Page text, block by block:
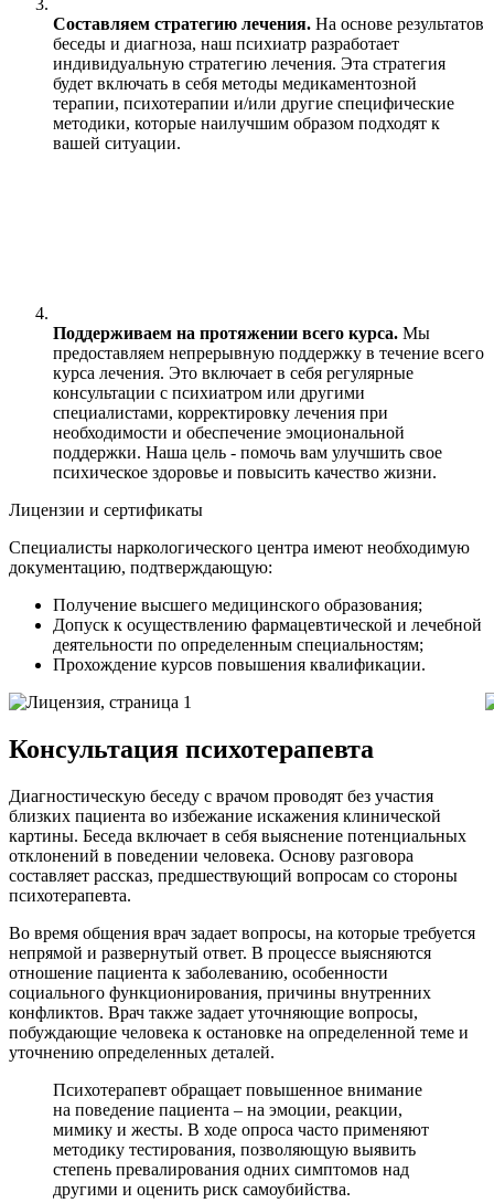
Составляем стратегию лечения. На основе результатов
беседы и диагноза, наш психиатр разработает
индивидуальную стратегию лечения. Эта стратегия
будет включать в себя методы медикаментозной
терапии, психотерапии и/или другие специфические
методики, которые наилучшим образом подходят к
вашей ситуации.
Поддерживаем на протяжении всего курса. Мы
предоставляем непрерывную поддержку в течение всего
курса лечения. Это включает в себя регулярные
консультации с психиатром или другими
специалистами, корректировку лечения при
необходимости и обеспечение эмоциональной
поддержки. Наша цель - помочь вам улучшить свое
психическое здоровье и повысить качество жизни.
Лицензии и сертификаты
Специалисты наркологического центра имеют необходимую
документацию, подтверждающую:
Получение высшего медицинского образования;
Допуск к осуществлению фармацевтической и лечебной
деятельности по определенным специальностям;
Прохождение курсов повышения квалификации.
Консультация психотерапевта
Диагностическую беседу с врачом проводят без участия
близких пациента во избежание искажения клинической
картины. Беседа включает в себя выяснение потенциальных
отклонений в поведении человека. Основу разговора
составляет рассказ, предшествующий вопросам со стороны
психотерапевта.
Во время общения врач задает вопросы, на которые требуется
непрямой и развернутый ответ. В процессе выясняются
отношение пациента к заболеванию, особенности
социального функционирования, причины внутренних
конфликтов. Врач также задает уточняющие вопросы,
побуждающие человека к остановке на определенной теме и
уточнению определенных деталей.
Психотерапевт обращает повышенное внимание
на поведение пациента – на эмоции, реакции,
мимику и жесты. В ходе опроса часто применяют
методику тестирования, позволяющую выявить
степень превалирования одних симптомов над
другими и оценить риск самоубийства.